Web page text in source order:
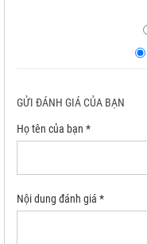
GỬI ĐÁNH GIÁ CỦA BẠN
Họ tên của bạn *
Nội dung đánh giá *